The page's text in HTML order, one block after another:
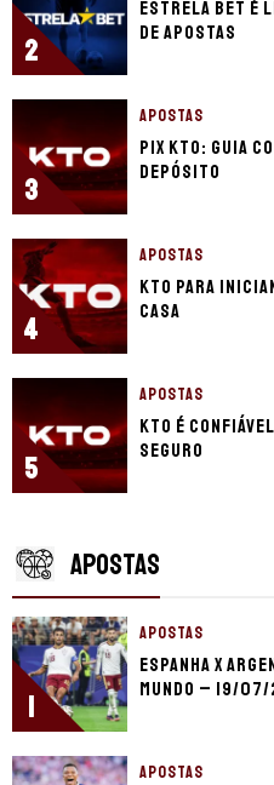
2
Estrela Bet é
de apostas
3
APOSTAS
Pix KTO: guia
depósito
4
APOSTAS
KTO para
casa
5
APOSTAS
KTO é
seguro
APOSTAS
1
APOSTAS
Espanha x
Mundo – 19/07/
APOSTAS